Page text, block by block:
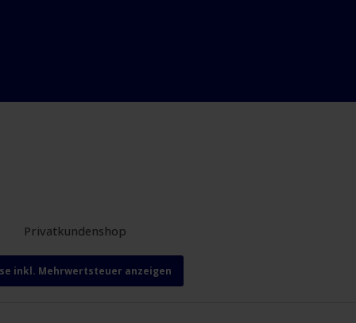
Privatkundenshop
inkl. Mehrwertsteuer anzeigen